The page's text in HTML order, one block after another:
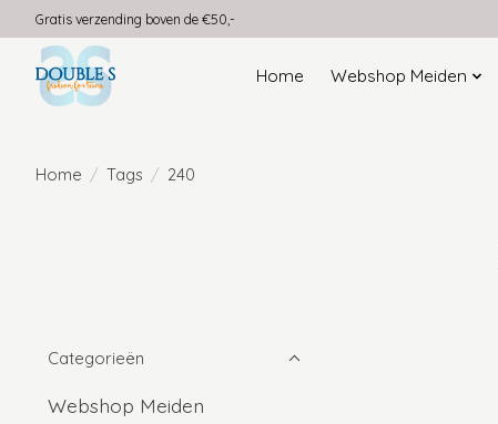
Gratis verzending boven de €50,-
Home Webshop Meiden
Home / Tags / 240
Categorieën
Webshop Meiden